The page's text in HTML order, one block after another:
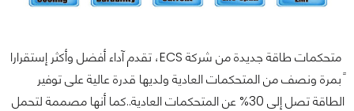
متحكمات طاقة جديدة من شركة ECS، تقدم آداء أفضل وأكثر إستقرارا
ً بمرة ونصف من المتحكمات العادية ولديها قدرة عالية على توفير
الطاقة تصل إلى 30% عن المتحكمات العادية..كما أنها مصممة لتحمل